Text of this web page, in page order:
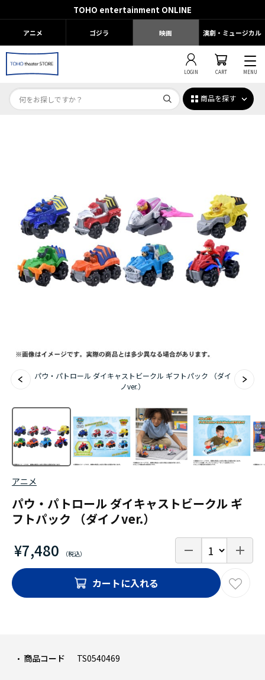
TOHO entertainment ONLINE
アニメ ゴジラ 映画 演劇・ミュージカル
LOGIN CART MENU
商品を探す
パウ・パトロール ダイキャストビークル ギフトパック （ダイ
ノver.）
アニメ
パウ・パトロール ダイキャストビークル ギ
フトパック （ダイノver.）
¥7,480
商品コード TS0540469
カートに入れる